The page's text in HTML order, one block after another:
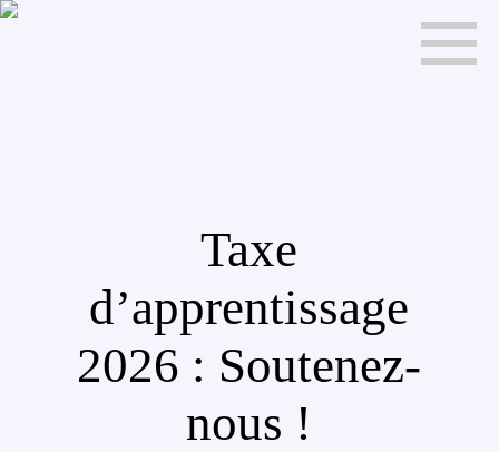
Taxe
d’apprentissage
2026 : Soutenez-
nous !